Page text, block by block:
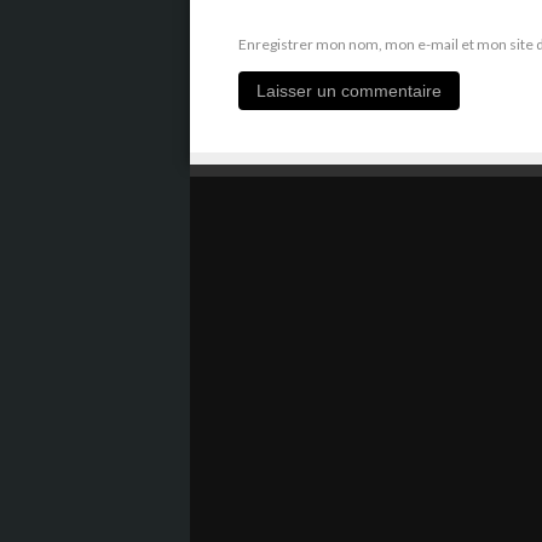
Enregistrer mon nom, mon e-mail et mon site